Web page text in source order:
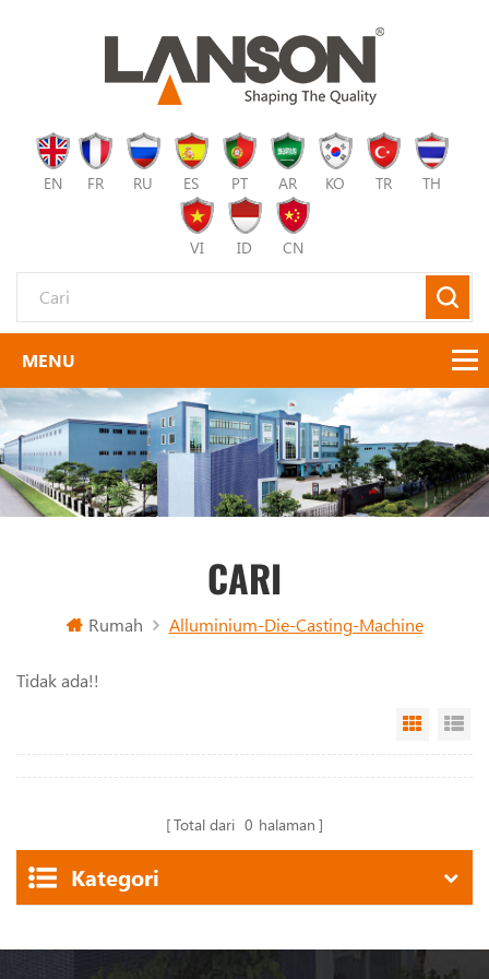
EN FR RU ES PT AR KO TR TH
VI ID CN
CARI
Rumah Alluminium-Die-Casting-Machine
Tidak ada!!
Grid
Total dari 0 halaman
Kategori